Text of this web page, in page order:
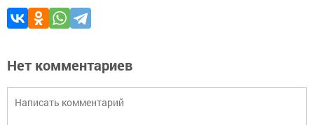
Нет комментариев